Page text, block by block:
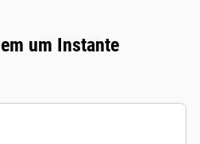
um Instante